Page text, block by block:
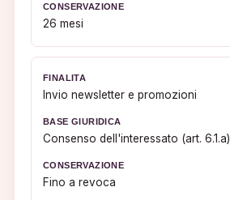
26 mesi
Invio newsletter e promozioni
Consenso dell'interessato (art. 6.1.a)
Fino a revoca